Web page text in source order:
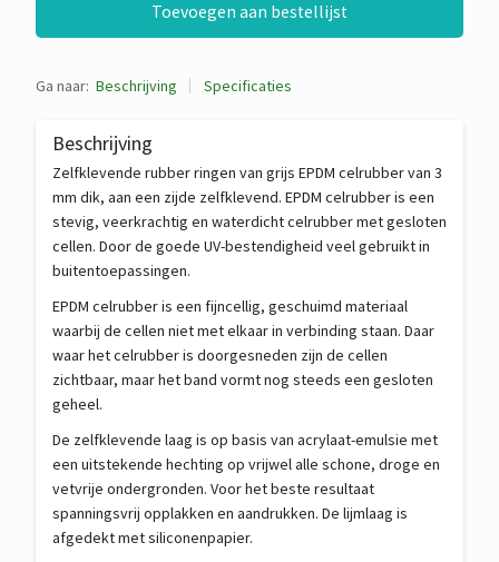
Ga naar: Beschrijving Specificaties
Beschrijving
Zelfklevende rubber ringen van grijs EPDM celrubber van 3
mm dik, aan een zijde zelfklevend. EPDM celrubber is een
stevig, veerkrachtig en waterdicht celrubber met gesloten
cellen. Door de goede UV-bestendigheid veel gebruikt in
buitentoepassingen.
EPDM celrubber is een fijncellig, geschuimd materiaal
waarbij de cellen niet met elkaar in verbinding staan. Daar
waar het celrubber is doorgesneden zijn de cellen
zichtbaar, maar het band vormt nog steeds een gesloten
geheel.
De zelfklevende laag is op basis van acrylaat-emulsie met
een uitstekende hechting op vrijwel alle schone, droge en
vetvrije ondergronden. Voor het beste resultaat
spanningsvrij opplakken en aandrukken. De lijmlaag is
afgedekt met siliconenpapier.
Toevoegen aan bestellijst